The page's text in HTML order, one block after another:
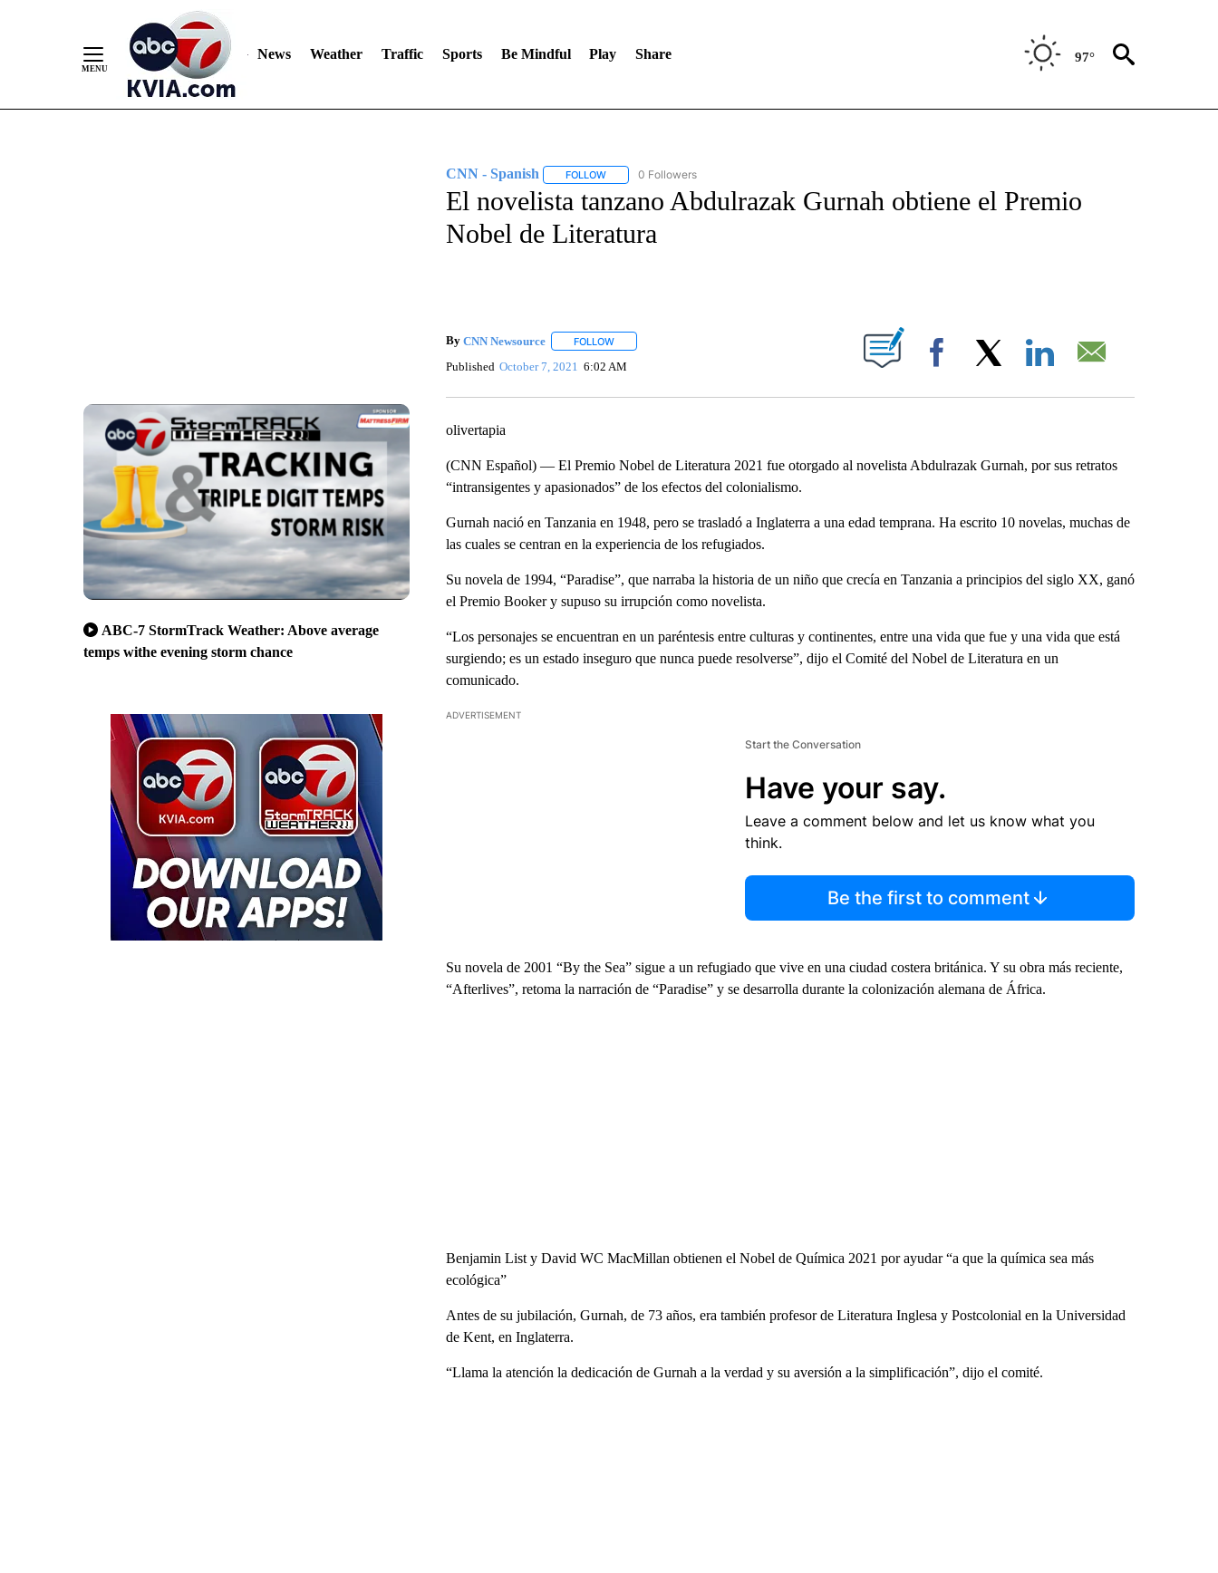
News Weather Traffic Sports Be Mindful Play Share 97°
ABC-7 StormTrack Weather: Above average
temps withe evening storm chance
CNN - Spanish FOLLOWFOLLOW "CNN - SPANISH" TO RECEIVE NOTIFICATIONS ABOUT NEW PAGES ON "CNN - SPANISH".
0 Followers
El novelista tanzano Abdulrazak Gurnah obtiene el Premio
Nobel de Literatura
By CNN Newsource FOLLOWFOLLOW "" TO RECEIVE NOTIFICATIONS ABOUT NEW PAGES ON "".
Published October 7, 2021 6:02 AM Facebook
olivertapia
(CNN Español) — El Premio Nobel de Literatura 2021 fue otorgado al novelista Abdulrazak Gurnah, por sus retratos
“intransigentes y apasionados” de los efectos del colonialismo.
Gurnah nació en Tanzania en 1948, pero se trasladó a Inglaterra a una edad temprana. Ha escrito 10 novelas, muchas de
las cuales se centran en la experiencia de los refugiados.
Su novela de 1994, “Paradise”, que narraba la historia de un niño que crecía en Tanzania a principios del siglo XX, ganó
el Premio Booker y supuso su irrupción como novelista.
“Los personajes se encuentran en un paréntesis entre culturas y continentes, entre una vida que fue y una vida que está
surgiendo; es un estado inseguro que nunca puede resolverse”, dijo el Comité del Nobel de Literatura en un
comunicado.
ADVERTISEMENT
Start the Conversation
Have your say.
Leave a comment below and let us know what you
think.
Be the first to comment
Su novela de 2001 “By the Sea” sigue a un refugiado que vive en una ciudad costera británica. Y su obra más reciente,
“Afterlives”, retoma la narración de “Paradise” y se desarrolla durante la colonización alemana de África.
Benjamin List y David WC MacMillan obtienen el Nobel de Química 2021 por ayudar “a que la química sea más
ecológica”
Antes de su jubilación, Gurnah, de 73 años, era también profesor de Literatura Inglesa y Postcolonial en la Universidad
de Kent, en Inglaterra.
“Llama la atención la dedicación de Gurnah a la verdad y su aversión a la simplificación”, dijo el comité.